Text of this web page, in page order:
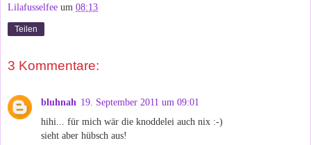
Lilafusselfee um 08:13
Teilen
3 Kommentare:
bluhnah 19. September 2011 um 09:01
hihi... für mich wär die knoddelei auch nix :-)
sieht aber hübsch aus!